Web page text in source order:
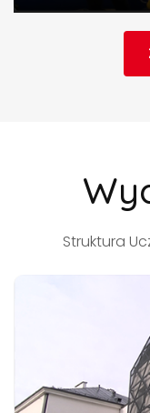
Struktura